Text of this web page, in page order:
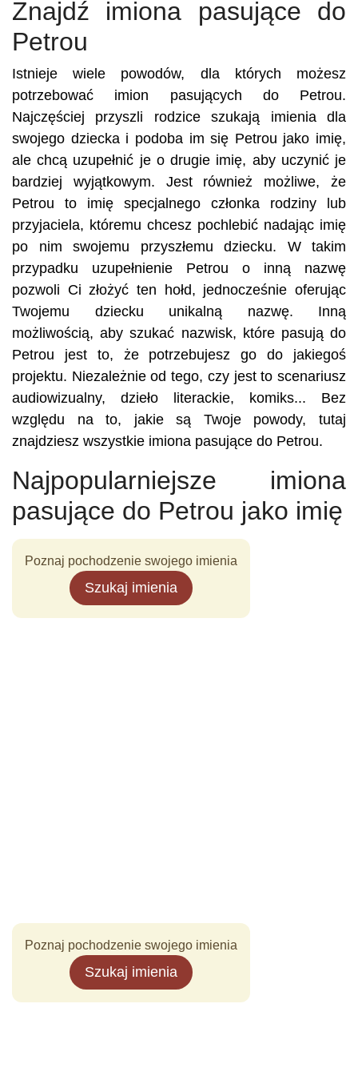
Znajdź imiona pasujące do
Petrou
Istnieje wiele powodów, dla których możesz
potrzebować imion pasujących do Petrou.
Najczęściej przyszli rodzice szukają imienia dla
swojego dziecka i podoba im się Petrou jako imię,
ale chcą uzupełnić je o drugie imię, aby uczynić je
bardziej wyjątkowym. Jest również możliwe, że
Petrou to imię specjalnego członka rodziny lub
przyjaciela, któremu chcesz pochlebić nadając imię
po nim swojemu przyszłemu dziecku. W takim
przypadku uzupełnienie Petrou o inną nazwę
pozwoli Ci złożyć ten hołd, jednocześnie oferując
Twojemu dziecku unikalną nazwę. Inną
możliwością, aby szukać nazwisk, które pasują do
Petrou jest to, że potrzebujesz go do jakiegoś
projektu. Niezależnie od tego, czy jest to scenariusz
audiowizualny, dzieło literackie, komiks... Bez
względu na to, jakie są Twoje powody, tutaj
znajdziesz wszystkie imiona pasujące do Petrou.
Najpopularniejsze imiona
pasujące do Petrou jako imię
Poznaj pochodzenie swojego imienia
Szukaj imienia
Poznaj pochodzenie swojego imienia
Szukaj imienia